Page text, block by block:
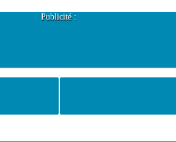
Publicité :